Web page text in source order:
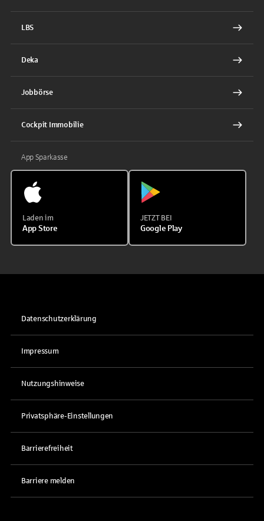
LBS
Deka
Jobbörse
Cockpit Immobilie
App Sparkasse
Laden im
App Store
JETZT BEI
Google Play
Datenschutzerklärung
Impressum
Nutzungshinweise
Privatsphäre-Einstellungen
Barrierefreiheit
Barriere melden